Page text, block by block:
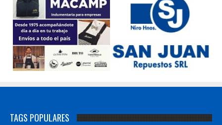
TAGS POPULARES